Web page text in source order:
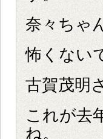
奈々ちゃ
怖くない
古賀茂明
これが去
ね。